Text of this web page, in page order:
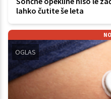
lahko čutite še leta
OGLAS